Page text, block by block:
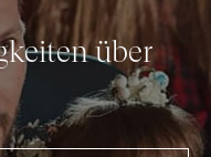
über